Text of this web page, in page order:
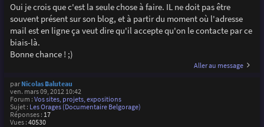
Oui je crois que c'est la seule chose à faire. IL ne doit pas être
souvent présent sur son blog, et à partir du moment où l'adresse
mail est en ligne ça veut dire qu'il accepte qu'on le contacte par ce
biais-là.
Bonne chance ! ;)
Aller au message
par Nicolas Baluteau
ven. mars 09, 2012 10:42
Forum : Vos sites, projets, expositions
Sujet : Les Orages (Documentaire Belgorage)
Réponses : 17
Vues : 40530